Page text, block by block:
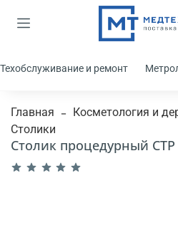
Техобслуживание и ремонт
Главная Косметология и
Столики
Столик процедурный